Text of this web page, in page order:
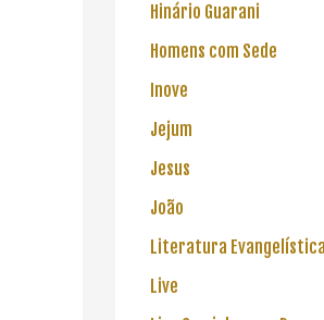
João, o Evangelho do Amor
Lucas, o Mais
Hinário Guarani
Homens com Sede
Inove
Jejum
Jesus
João
Literatura Evangelística
Live